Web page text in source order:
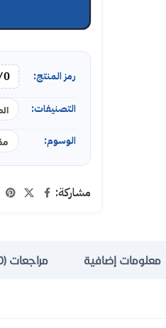
رمز المنتج:
التصنيفات:
الوسوم:
مشاركة:
معلومات إضافية مراجعات (0)